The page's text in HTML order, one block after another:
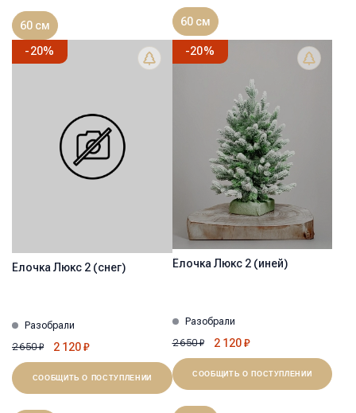
60 см 60 см
-20%
Ёлочка Люкс 2 (снег)
Разобрали
2 650₽ 2 120₽
СООБЩИТЬ О ПОСТУПЛЕНИИ
-20%
Ёлочка Люкс 2 (иней)
Разобрали
2 650₽ 2 120₽
СООБЩИТЬ О ПОСТУПЛЕНИИ